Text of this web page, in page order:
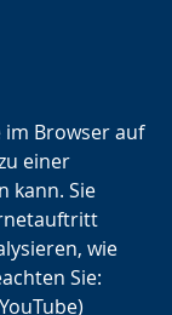
im Browser auf
einer
kann. Sie
wie
Sie: